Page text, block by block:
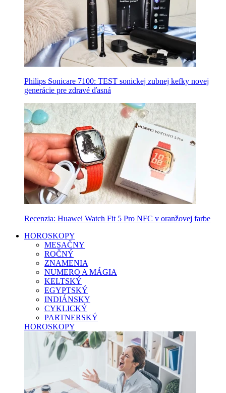
Philips Sonicare 7100: TEST sonickej zubnej kefky novej
generácie pre zdravé ďasná
Recenzia: Huawei Watch Fit 5 Pro NFC v oranžovej farbe
HOROSKOPY
MESAČNY
ROČNÝ
ZNAMENIA
NUMERO A MÁGIA
KELTSKÝ
EGYPTSKÝ
INDIÁNSKY
CYKLICKÝ
PARTNERSKÝ
HOROSKOPY